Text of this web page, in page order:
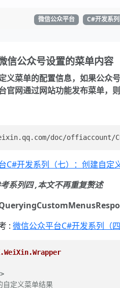
微信公众平台 C#开发系列
信公众号设置的菜单内容
义菜单的配置信息，如果公众
官网通过网站功能发布菜单，
C#开发系列（七）：创建自定
系列四 ,本文不再重复赘述
: 微信公众平台C#开发系列（
自定义菜单结果